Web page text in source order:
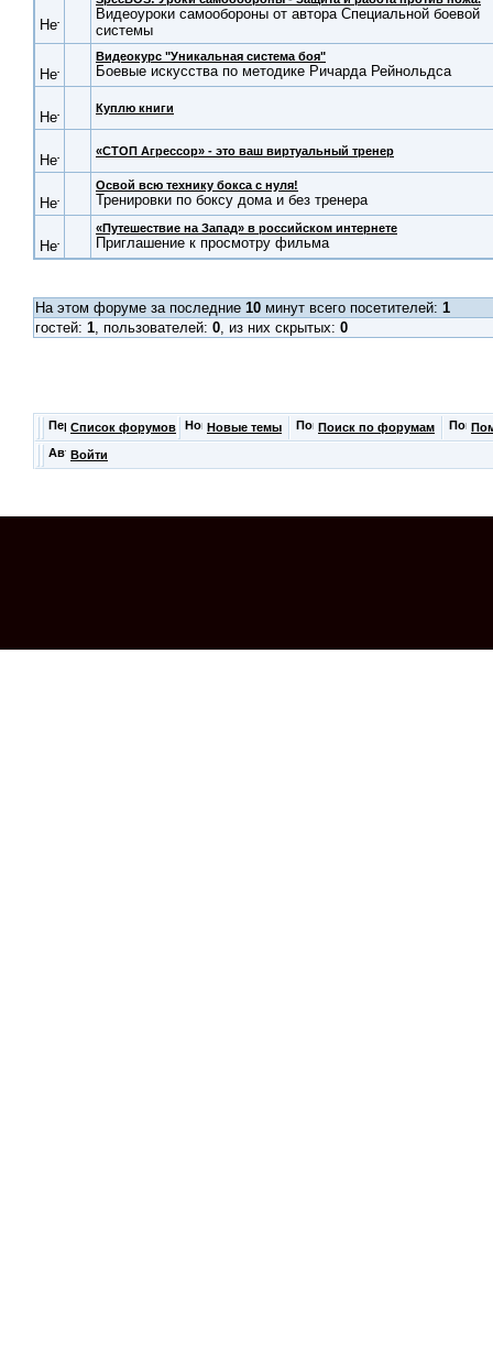
Видеоуроки самообороны от автора Специальной боевой
системы
Видеокурс "Уникальная система боя"
Боевые искусства по методике Ричарда Рейнольдса
Куплю книги
«СТОП Агрессор» - это ваш виртуальный тренер
Освой всю технику бокса с нуля!
Тренировки по боксу дома и без тренера
«Путешествие на Запад» в российском интернете
Приглашение к просмотру фильма
На этом форуме за последние 10 минут всего посетителей: 1
гостей: 1, пользователей: 0, из них скрытых: 0
Список форумов Новые темы Поиск по форумам
Войти